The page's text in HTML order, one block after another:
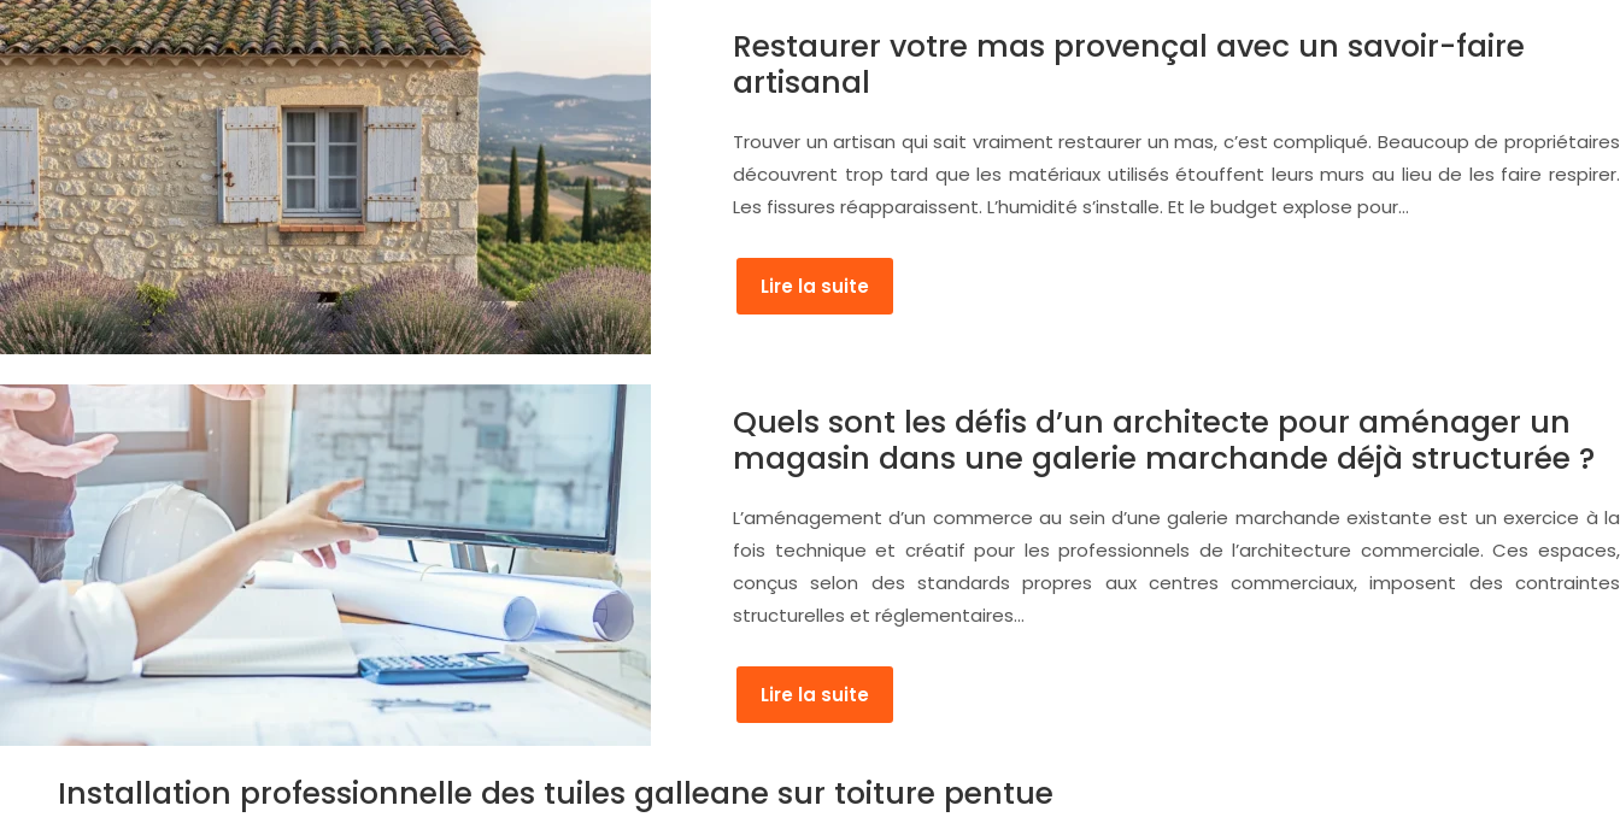
Restaurer votre mas provençal avec un savoir-faire
artisanal
Trouver un artisan qui sait vraiment restaurer un mas, c’est compliqué. Beaucoup de propriétaires
découvrent trop tard que les matériaux utilisés étouffent leurs murs au lieu de les faire respirer.
Les fissures réapparaissent. L’humidité s’installe. Et le budget explose pour…
Lire la suite
Quels sont les défis d’un architecte pour aménager un
magasin dans une galerie marchande déjà structurée ?
L’aménagement d’un commerce au sein d’une galerie marchande existante est un exercice à la
fois technique et créatif pour les professionnels de l’architecture commerciale. Ces espaces,
conçus selon des standards propres aux centres commerciaux, imposent des contraintes
structurelles et réglementaires…
Lire la suite
Installation professionnelle des tuiles galleane sur toiture pentue